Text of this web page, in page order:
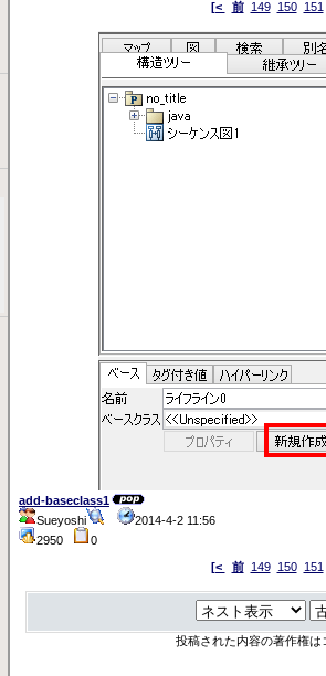
[< 前 149 150 151
add-baseclass1
Sueyoshi
2014-4-2 11:56
2950
0
[<
前 149 150 151
投稿された内容の著作権